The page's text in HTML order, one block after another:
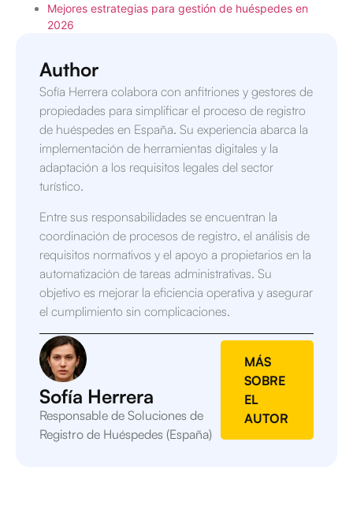
Mejores estrategias para gestión de huéspedes en
2026
Author
Sofía Herrera colabora con anfitriones y gestores de
propiedades para simplificar el proceso de registro
de huéspedes en España. Su experiencia abarca la
implementación de herramientas digitales y la
adaptación a los requisitos legales del sector
turístico.
Entre sus responsabilidades se encuentran la
coordinación de procesos de registro, el análisis de
requisitos normativos y el apoyo a propietarios en la
automatización de tareas administrativas. Su
objetivo es mejorar la eficiencia operativa y asegurar
el cumplimiento sin complicaciones.
Sofía Herrera
Responsable de Soluciones de
Registro de Huéspedes (España)
MÁS
SOBRE
EL
AUTOR